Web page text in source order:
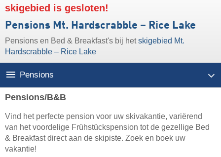
skigebied is gesloten!
Pensions Mt. Hardscrabble – Rice Lake
Pensions en Bed & Breakfast's bij hetskigebied Mt.
Hardscrabble – Rice Lake
Pensions
Pensions/B&B
Vind het perfecte pension voor uw skivakantie, variërend
van het voordelige Frühstückspension tot de gezellige Bed
& Breakfast direct aan de skipiste. Zoek en boek uw
vakantie!